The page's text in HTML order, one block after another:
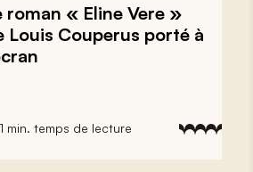
roman « Eline Vere »
Louis Couperus porté à
min. temps de lecture